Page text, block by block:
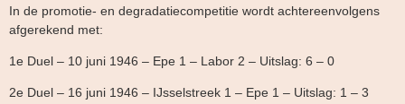
In de promotie- en degradatiecompetitie wordt achtereenvolgens
afgerekend met:
1e Duel – 10 juni 1946 – Epe 1 – Labor 2 – Uitslag: 6 – 0
2e Duel – 16 juni 1946 – IJsselstreek 1 – Epe 1 – Uitslag: 1 – 3